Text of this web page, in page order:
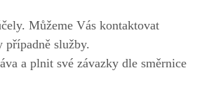
Můžeme Vás kontaktovat
případně služby.
a plnit své závazky dle směrnice